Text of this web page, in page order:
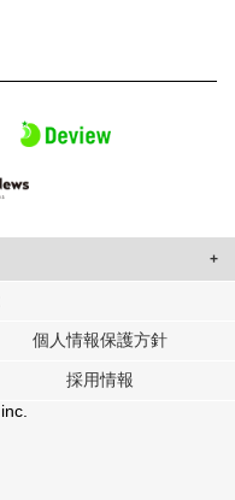
に合わせたコンテンツや広告の
ーに提供しています。
トナーに提供した他の情報や、
ときに収集した他の情報を組み
個人情報保護方針
採用情報